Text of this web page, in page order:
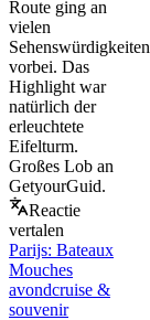
Route ging an
vielen
Sehenswürdigkeiten
vorbei. Das
Highlight war
natürlich der
erleuchtete
Eifelturm.
Großes Lob an
GetyourGuid.
Reactie
vertalen
Parijs: Bateaux
Mouches
avondcruise &
souvenir